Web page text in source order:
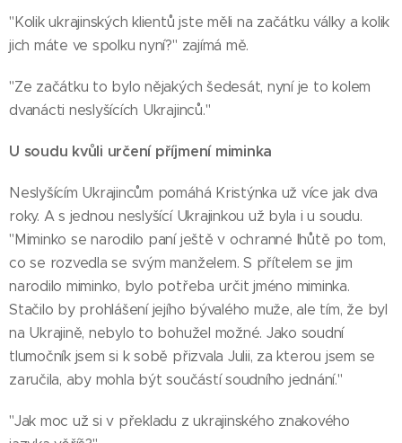
"Kolik ukrajinských klientů jste měli na začátku války a kolik
jich máte ve spolku nyní?" zajímá mě.
"Ze začátku to bylo nějakých šedesát, nyní je to kolem
dvanácti neslyšících Ukrajinců."
U soudu kvůli určení příjmení miminka
Neslyšícím Ukrajincům pomáhá Kristýnka už více jak dva
roky. A s jednou neslyšící Ukrajinkou už byla i u soudu.
"Miminko se narodilo paní ještě v ochranné lhůtě po tom,
co se rozvedla se svým manželem. S přítelem se jim
narodilo miminko, bylo potřeba určit jméno miminka.
Stačilo by prohlášení jejího bývalého muže, ale tím, že byl
na Ukrajině, nebylo to bohužel možné. Jako soudní
tlumočník jsem si k sobě přizvala Julii, za kterou jsem se
zaručila, aby mohla být součástí soudního jednání."
"Jak moc už si v překladu z ukrajinského znakového